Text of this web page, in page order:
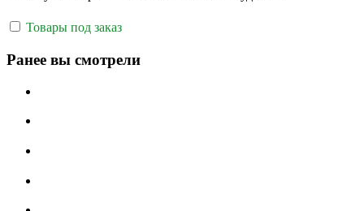
Товары под заказ
Ранее вы смотрели